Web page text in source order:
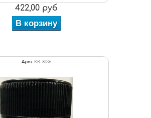
422,00 руб
В корзину
Арт: KR-8136